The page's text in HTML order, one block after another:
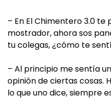
– En El Chimentero 3.0 te
mostrador, ahora sos
tu colegas, ¿cómo te
– Al principio me sentía
opinión de ciertas cosas.
lo que uno dice, siempre